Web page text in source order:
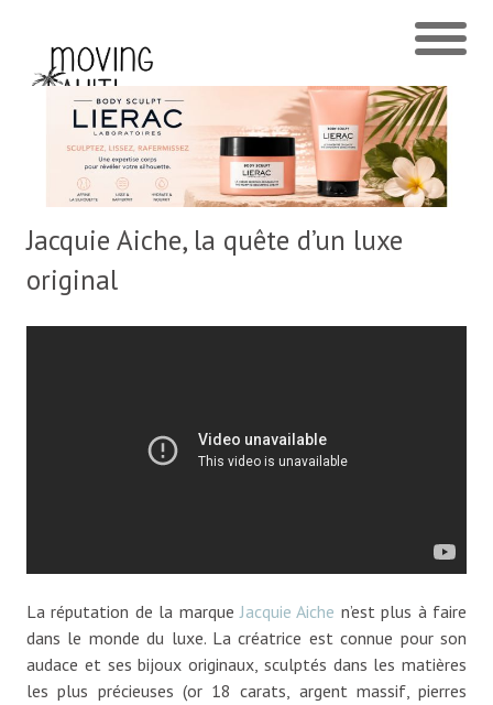
Jacquie Aiche, la quête d’un luxe
original
La réputation de la marqueJacquie Aiche n’est plus à faire
dans le monde du luxe. La créatrice est connue pour son
audace et ses bijoux originaux, sculptés dans les matières
les plus précieuses (or 18 carats, argent massif, pierres